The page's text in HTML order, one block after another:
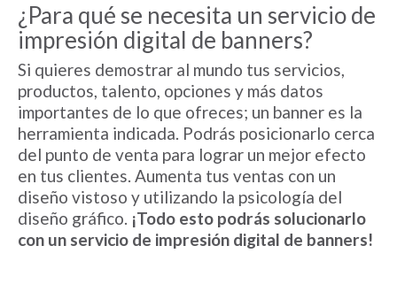
¿Para qué se necesita un servicio de
impresión digital de banners?
Si quieres demostrar al mundo tus servicios,
productos, talento, opciones y más datos
importantes de lo que ofreces; un banner es la
herramienta indicada. Podrás posicionarlo cerca
del punto de venta para lograr un mejor efecto
en tus clientes. Aumenta tus ventas con un
diseño vistoso y utilizando la psicología del
diseño gráfico. ¡Todo esto podrás solucionarlo
con un servicio de impresión digital de banners!